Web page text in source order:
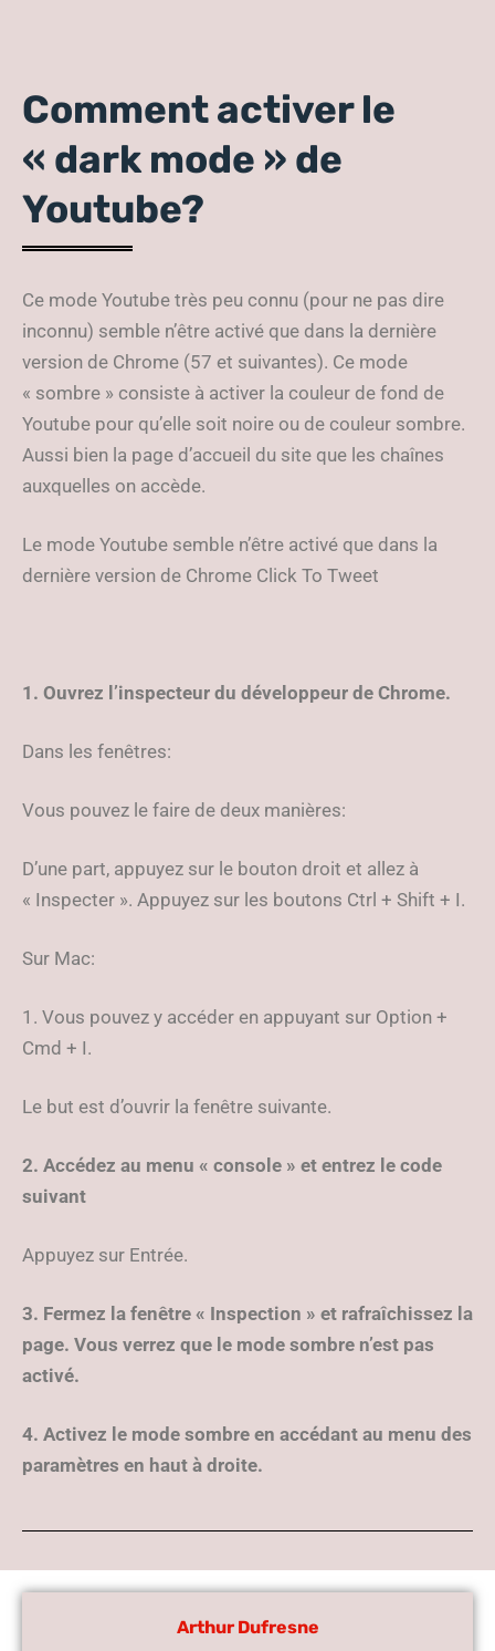
Comment activer le
« dark mode » de
Youtube?
Ce mode Youtube très peu connu (pour ne pas dire
inconnu) semble n’être activé que dans la dernière
version de Chrome (57 et suivantes). Ce mode
« sombre » consiste à activer la couleur de fond de
Youtube pour qu’elle soit noire ou de couleur sombre.
Aussi bien la page d’accueil du site que les chaînes
auxquelles on accède.
Le mode Youtube semble n’être activé que dans la
dernière version de Chrome Click To Tweet
1. Ouvrez l’inspecteur du développeur de Chrome.
Dans les fenêtres:
Vous pouvez le faire de deux manières:
D’une part, appuyez sur le bouton droit et allez à
« Inspecter ». Appuyez sur les boutons Ctrl + Shift + I.
Sur Mac:
1. Vous pouvez y accéder en appuyant sur Option +
Cmd + I.
Le but est d’ouvrir la fenêtre suivante.
2. Accédez au menu « console » et entrez le code
suivant
Appuyez sur Entrée.
3. Fermez la fenêtre « Inspection » et rafraîchissez la
page. Vous verrez que le mode sombre n’est pas
activé.
4. Activez le mode sombre en accédant au menu des
paramètres en haut à droite.
Arthur Dufresne